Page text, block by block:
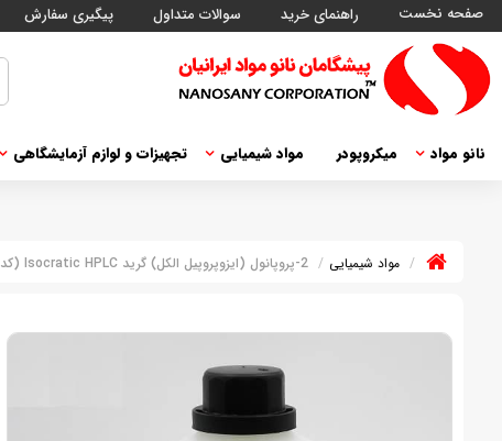
صفحه نخست راهنمای خرید سوالات متداول پیگیری سفارش
نانو مواد میکروپودر مواد شیمیایی تجهیزات و لوازم آزمایشگاهی
مواد شیمیایی 2-پروپانول (ایزوپروپیل الکل) گرید Isocratic HPLC (کدM)